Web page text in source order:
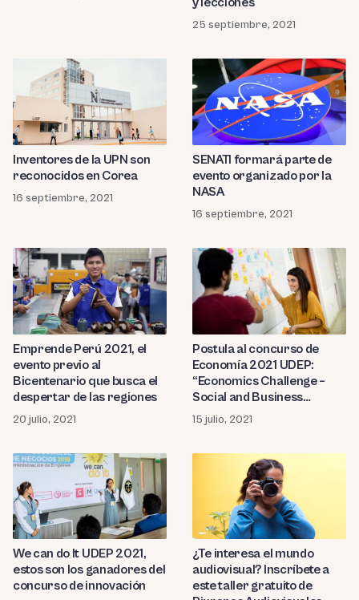
25 septiembre, 2021
Inventores de la UPN son
reconocidos en Corea
16 septiembre, 2021
SENATI formará parte de
evento organizado por la
NASA
16 septiembre, 2021
Emprende Perú 2021, el
evento previo al
Bicentenario que busca el
despertar de las regiones
20 julio, 2021
Postula al concurso de
Economía 2021 UDEP:
“Economics Challenge –
Social and Business
Innovation”
15 julio, 2021
We can do It UDEP 2021,
estos son los ganadores del
concurso de innovación
¿Te interesa el mundo
audiovisual? Inscríbete a
este taller gratuito de